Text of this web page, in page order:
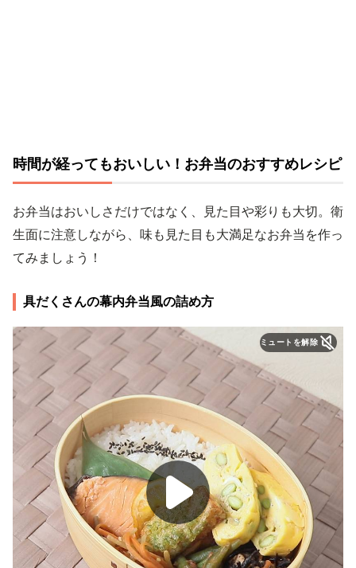
時間が経ってもおいしい！お弁当のおすすめレシピ
お弁当はおいしさだけではなく、見た目や彩りも大切。衛
生面に注意しながら、味も見た目も大満足なお弁当を作っ
てみましょう！
具だくさんの幕内弁当風の詰め方
ミュートを解除